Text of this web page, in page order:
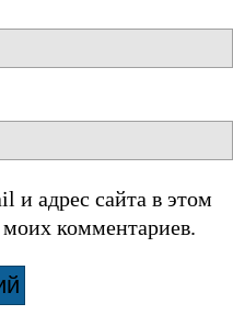
и адрес сайта в этом
комментариев.